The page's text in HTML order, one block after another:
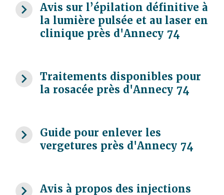
navigate_next Avis sur l’épilation définitive à
la lumière pulsée et au laser en
clinique près d'Annecy 74
navigate_next Traitements disponibles pour
la rosacée près d'Annecy 74
navigate_next
Guide pour enlever les
vergetures près d'Annecy 74
navigate_next Avis à propos des injections